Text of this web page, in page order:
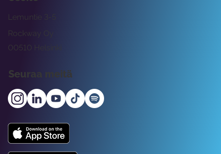
Rockway Oy
Lemuntie 3-5
00510 Helsinki
Seuraa meitä